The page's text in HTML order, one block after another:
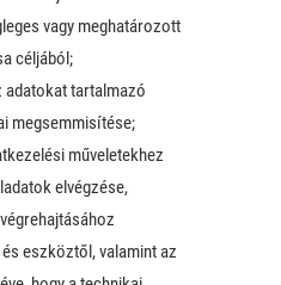
vagy meghatározott
céljából;
tartalmazó
megsemmisítése;
műveletekhez
elvégzése,
eszköztől, valamint az